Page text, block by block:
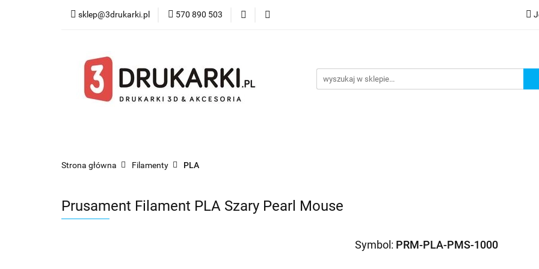
sklep@3drukarki.pl 570 890 503
Blog Bestsellery
Strona główna Filamenty PLA
Prusament Filament PLA Szary Pearl Mouse
Symbol: PRM-PLA-PMS-1000